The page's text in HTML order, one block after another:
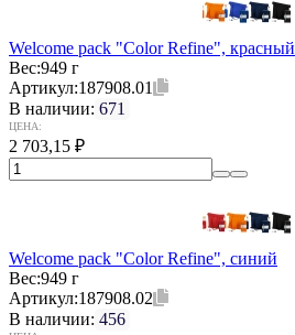
Welcome pack "Color Refine", красный
Вес:949 г
Артикул:187908.01
В наличии: 671
ЦЕНА:
2 703,15 ₽
Welcome pack "Color Refine", синий
Вес:949 г
Артикул:187908.02
В наличии: 456